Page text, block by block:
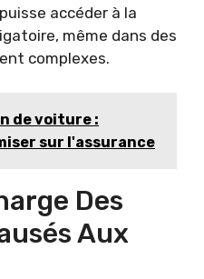
accéder à la
même dans des
complexes.
de voiture :
sur l'assurance
Des
Aux